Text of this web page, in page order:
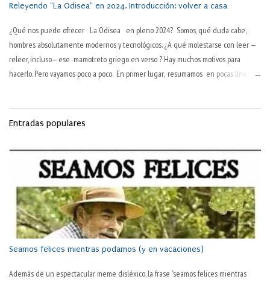
Releyendo "La Odisea" en 2024. Introducción: volver a casa
¿Qué nos puede ofrecer La Odisea en pleno 2024? Somos, qué duda cabe,
hombres absolutamente modernos y tecnológicos. ¿A qué molestarse con leer —
releer, incluso— ese mamotreto griego en verso ? Hay muchos motivos para
hacerlo. Pero vayamos poco a poco. En primer lugar, resumamos en pocas líneas
héroe griego Odiseo (al modo latino, Ulises). Además de haber luchado diez años
en esa guerra, Odiseo tarda otros diez más en regresar a la isla de Ítaca, de la
su esposa Penélope —prototipo clásico de mujer activamente fiel— han de tolerar
en su palacio a los pretendientes que habían dado por muerto a Odiseo, y que se
dedicaban a consumir los bienes de la familia. Se...
Entradas populares
Seamos felices mientras podamos (y en vacaciones)
Además de un espectacular meme disléxico, la frase "seamos felices mientras